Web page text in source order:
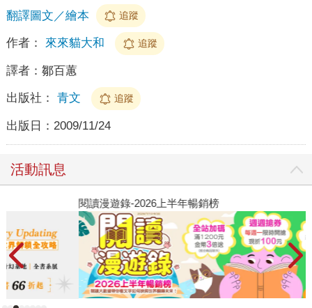
翻譯圖文／繪本
追蹤
作者： 來來貓大和 追蹤
譯者： 鄒百蕙
出版社： 青文 追蹤
出版日： 2009/11/24
活動訊息
閱讀漫遊錄-2026上半年暢銷榜